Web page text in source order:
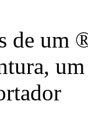
de um